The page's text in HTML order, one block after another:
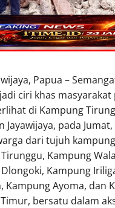
Papua –
ciri khas
di Kampung
Jayawijaya, pada
dari tujuh
Kampung
Kampung
Kampung Ayoma, dan
bersatu dalam